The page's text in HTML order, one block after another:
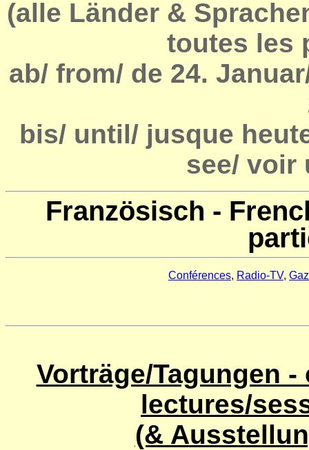
(alle Länder &
toutes les
ab/ from/ de 24.
bis/ until/ jusque
see/ voir
Französisch -
Conférences, Radio-TV,
Vorträge/Tagungen
lectures/
(&